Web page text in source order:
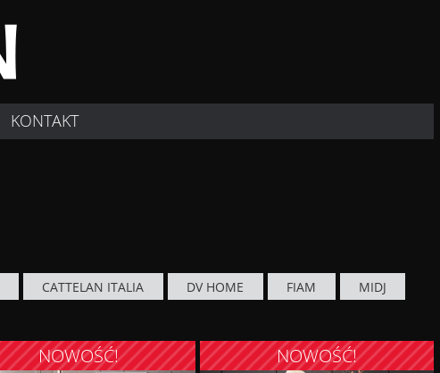
KONTAKT
CATTELAN ITALIA DV HOME FIAM
MIDJ
NOWOŚĆ! NOWOŚĆ!